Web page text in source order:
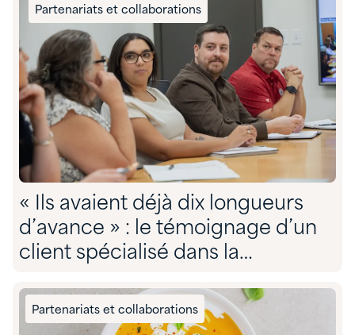
Partenariats et collaborations
« Ils avaient déjà dix longueurs
d’avance » : le témoignage d’un
client spécialisé dans la
son partenariat avec Quadra »
Partenariats et collaborations